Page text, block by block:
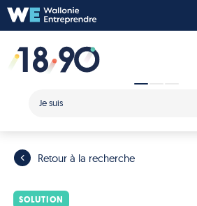
Je suis
Retour à la recherche
SOLUTION